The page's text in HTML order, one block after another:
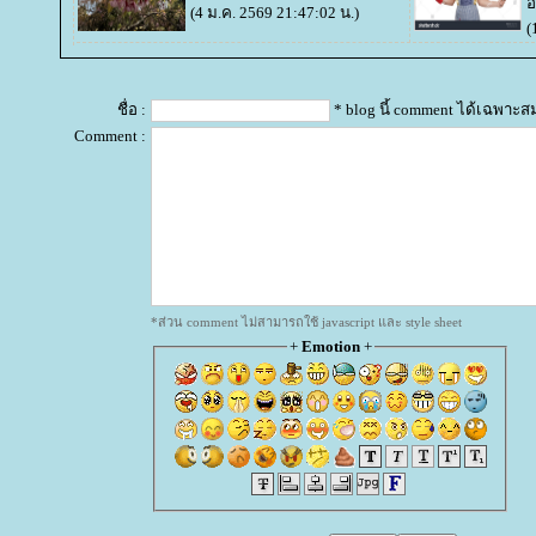
(4 ม.ค. 2569 21:47:02 น.)
ชื่อ :
* blog นี้ comment ได้เฉพาะ
Comment :
*ส่วน comment ไม่สามารถใช้ javascript และ style sheet
+ Emotion+